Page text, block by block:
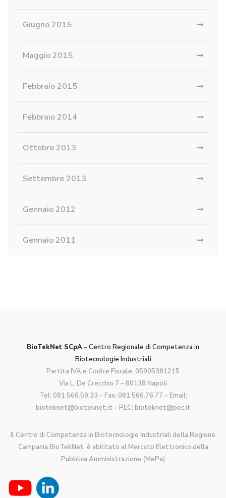
Giugno 2015
Maggio 2015
Febbraio 2015
Febbraio 2014
Ottobre 2013
Settembre 2013
Gennaio 2012
Gennaio 2011
BioTekNet SCpA– Centro Regionale di Competenza in
Biotecnologie Industriali
Partita IVA e Codice Fiscale: 05905381215
Via L. De Crecchio 7 – 80138 Napoli
Tel: 081 566.59.33 – Fax: 081 566.76.77 – Email:
bioteknet@bioteknet.it – PEC: bioteknet@pec.it
Il Centro di Competenza in Biotecnologie Industriali della Regione
Campania BioTekNet è abilitato al Mercato Elettronico della
Pubblica Amministrazione (MePa)